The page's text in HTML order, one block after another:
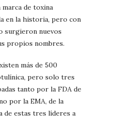
de toxina
en la historia, pero con
surgieron nuevos
propios nombres.
más de 500
pero solo tres
tanto por la FDA de
por la EMA, de la
de estas tres líderes a